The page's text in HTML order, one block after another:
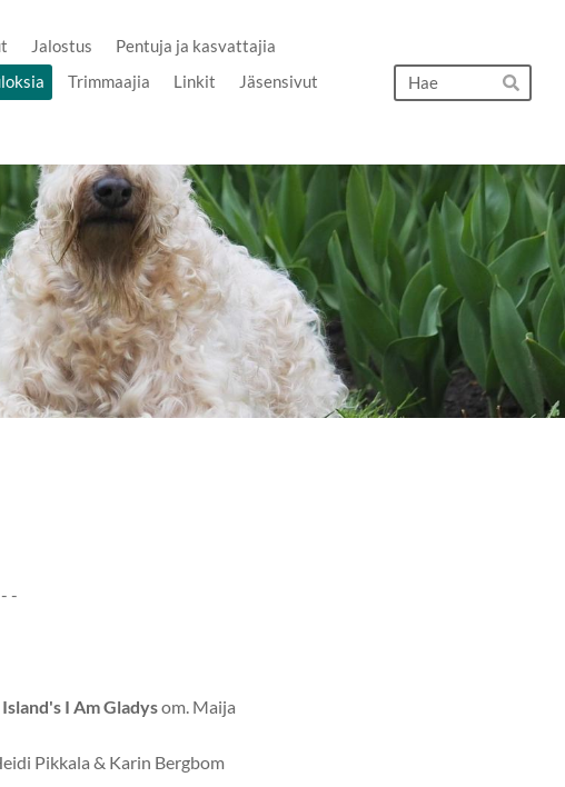
Jalostus
Pentuja ja kasvattajia
Trimmaajia Linkit
Jäsensivut
Hae
-
I Am Gladysom. Maija
Pikkala & Karin Bergbom